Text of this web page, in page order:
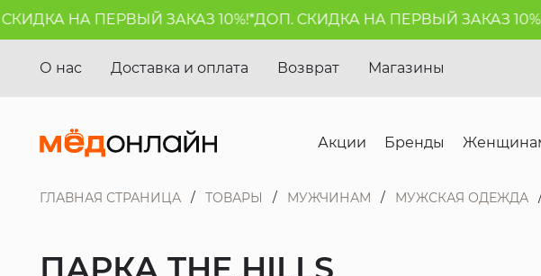
НА ПЕРВЫЙ ЗАКАЗ 10%!*ДОП. СКИДКА НА ПЕРВЫЙ ЗАКАЗ 10%!*
О нас Доставка и оплата Возврат Магазины
Акции Бренды
ГЛАВНАЯ СТРАНИЦА ТОВАРЫ МУЖЧИНАМ МУЖСКАЯ ОДЕЖДА